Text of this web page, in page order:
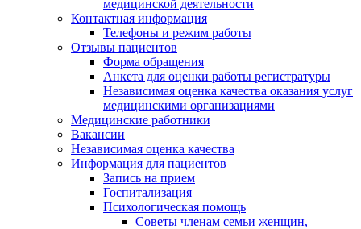
медицинской деятельности
Контактная информация
Телефоны и режим работы
Отзывы пациентов
Форма обращения
Анкета для оценки работы регистратуры
Независимая оценка качества оказания услуг
медицинскими организациями
Медицинские работники
Вакансии
Независимая оценка качества
Информация для пациентов
Запись на прием
Госпитализация
Психологическая помощь
Советы членам семьи женщин,